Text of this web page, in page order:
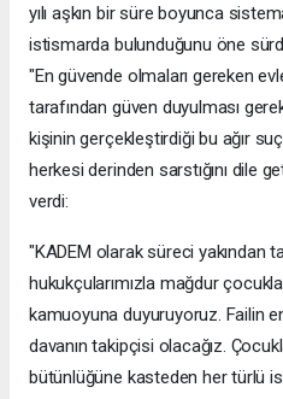
yılı aşkın bir süre boyunca
istismarda bulunduğunu öne
"En güvende olmaları gereken
tarafından güven duyulması
kişinin gerçekleştirdiği bu ağır
herkesi derinden sarstığını dile
verdi:
"KADEM olarak süreci yakından
hukukçularımızla mağdur
kamuoyuna duyuruyoruz. Failin
davanın takipçisi olacağız.
bütünlüğüne kasteden her türlü